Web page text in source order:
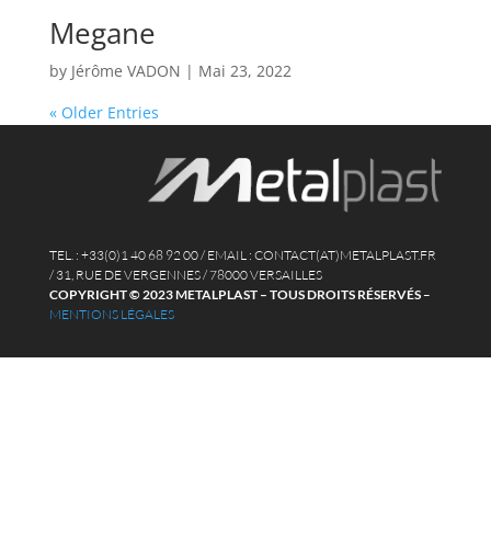
Megane
by Jérôme VADON | Mai 23, 2022
« Older Entries
TEL. : +33(0)1 40 68 92 00 / EMAIL : CONTACT(AT)METALPLAST.FR
/ 31, RUE DE VERGENNES / 78000 VERSAILLES
COPYRIGHT © 2023 METALPLAST – TOUS DROITS RÉSERVÉS–
MENTIONS LÉGALES